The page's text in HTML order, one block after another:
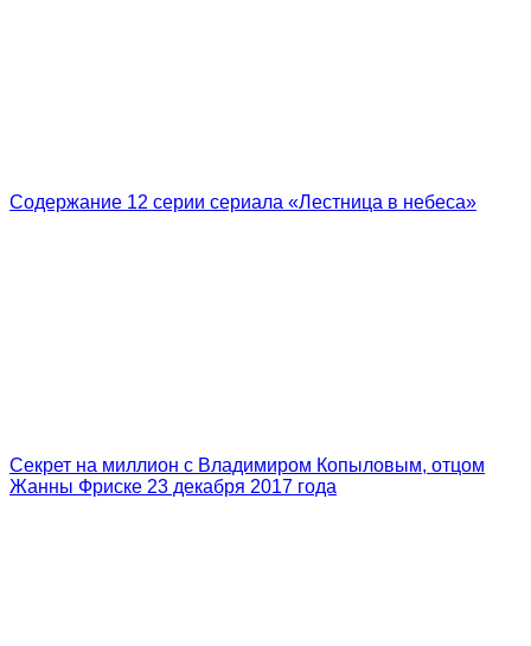
Содержание 12 серии сериала «Лестница в небеса»
Секрет на миллион с Владимиром Копыловым, отцом
Жанны Фриске 23 декабря 2017 года